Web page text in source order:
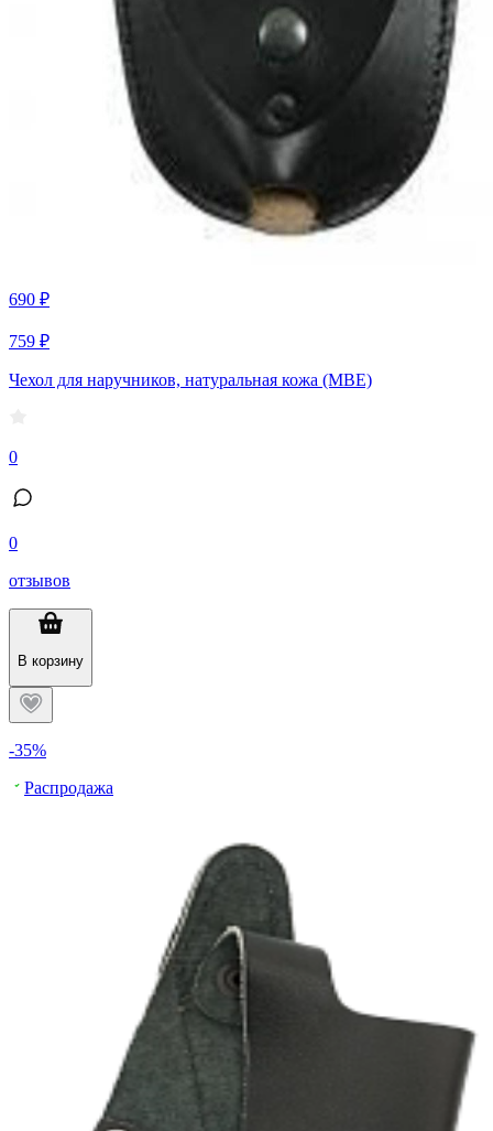
690 ₽
759 ₽
Чехол для наручников, натуральная кожа (МВЕ)
0
0
отзывов
В корзину
-35%
Распродажа